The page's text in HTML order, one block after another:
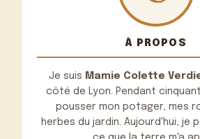
À PROPOS
Je suis Mamie Colette
côté de Lyon. Pendant
pousser mon potager, mes
herbes du jardin. Aujourd'hui, je